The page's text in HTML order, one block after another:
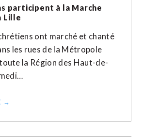
participent à la Marche
Lille
ont marché et chanté
les rues de la Métropole
la Région des Haut-de-
→